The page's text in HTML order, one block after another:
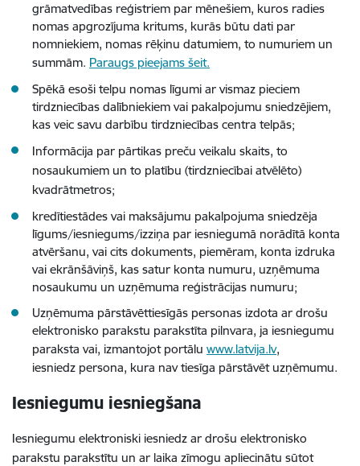
grāmatvedības reģistriem par mēnešiem, kuros radies
nomas apgrozījuma kritums, kurās būtu dati par
nomniekiem, nomas rēķinu datumiem, to numuriem un
summām. Paraugs pieejams šeit.
Spēkā esoši telpu nomas līgumi ar vismaz pieciem
tirdzniecības dalībniekiem vai pakalpojumu sniedzējiem,
kas veic savu darbību tirdzniecības centra telpās;
Informācija par pārtikas preču veikalu skaits, to
nosaukumiem un to platību (tirdzniecībai atvēlēto)
kvadrātmetros;
kredītiestādes vai maksājumu pakalpojuma sniedzēja
līgums/iesniegums/izziņa par iesniegumā norādītā konta
atvēršanu, vai cits dokuments, piemēram, konta izdruka
vai ekrānšāviņš, kas satur konta numuru, uzņēmuma
nosaukumu un uzņēmuma reģistrācijas numuru;
Uzņēmuma pārstāvēttiesīgās personas izdota ar drošu
elektronisko parakstu parakstīta pilnvara, ja iesniegumu
paraksta vai, izmantojot portālu www.latvija.lv,
iesniedz persona, kura nav tiesīga pārstāvēt uzņēmumu.
Iesniegumu iesniegšana
Iesniegumu elektroniski iesniedz ar drošu elektronisko
parakstu parakstītu un ar laika zīmogu apliecinātu sūtot